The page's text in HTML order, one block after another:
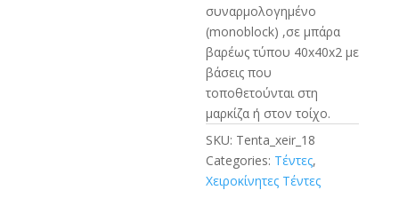
συναρμολογημένο
(monoblock) ,σε μπάρα
βαρέως τύπου 40x40x2 με
βάσεις που
τοποθετούνται στη
μαρκίζα ή στον τοίχο.
SKU: Tenta_xeir_18
Categories: Τέντες,
Χειροκίνητες Τέντες